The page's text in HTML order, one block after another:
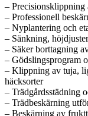
–
– Professionell
– Nyplantering och
– Sänkning,
– Säker borttagning
– Gödslingsprogram
– Klippning av tuja,
häcksorter
– Trädgårdsstädning
– Trädbeskärning
– Beskärning av